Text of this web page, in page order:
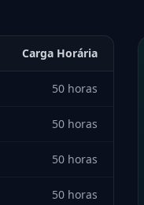
Carga Horária
50 horas
50 horas
50 horas
50 horas